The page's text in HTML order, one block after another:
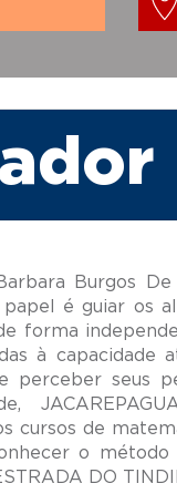
Burgos
é guiar os
forma
à capacidade
perceber seus
cursos de
o método